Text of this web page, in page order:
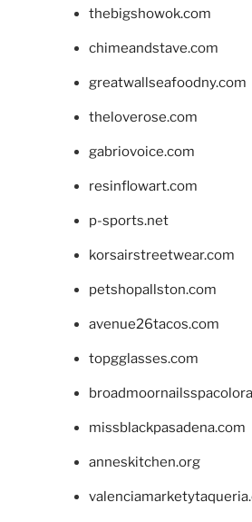
thebigshowok.com
chimeandstave.com
greatwallseafoodny.com
theloverose.com
gabriovoice.com
resinflowart.com
p-sports.net
korsairstreetwear.com
petshopallston.com
avenue26tacos.com
topgglasses.com
missblackpasadena.com
anneskitchen.org